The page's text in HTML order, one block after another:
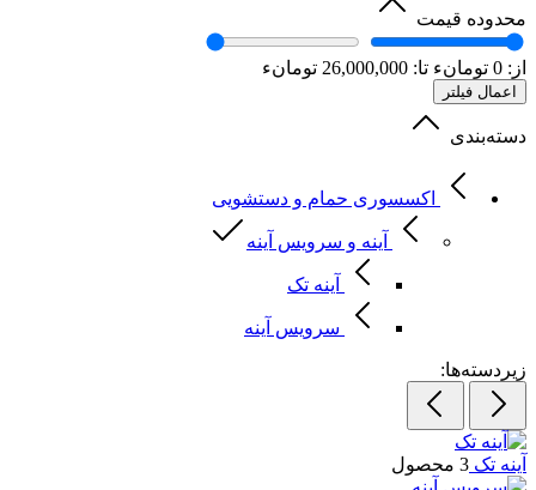
محدوده قیمت
از: 0 تومانء تا: 26,000,000 تومانء
اعمال فیلتر
دسته‌بندی
اکسسوری حمام و دستشویی
آینه و سرویس آینه
آینه تک
سرویس آینه
زیردسته‌ها:
آینه تک 3 محصول